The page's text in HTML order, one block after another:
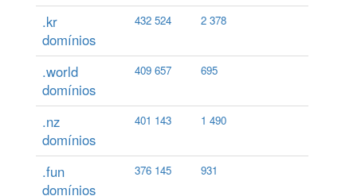
.kr
domínios
432 524 2 378
.world
domínios
409 657 695
.nz
domínios
401 143 1 490
.fun
domínios
376 145 931